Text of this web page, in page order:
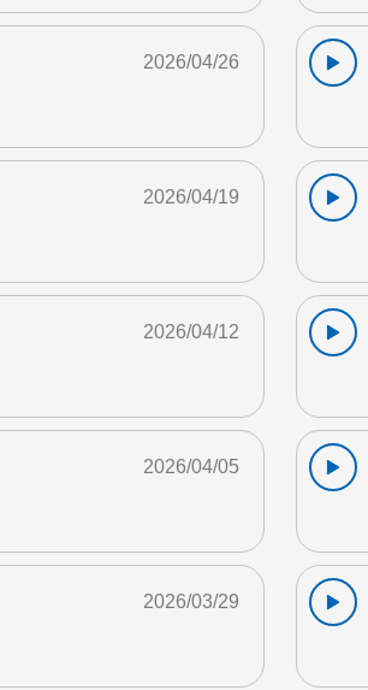
2026/04/26
2026/04/19
2026/04/12
2026/04/05
2026/03/29